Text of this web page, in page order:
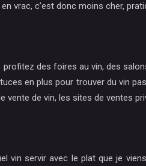
vrac, c’est donc moins cher,
des foires au vin, des
en plus pour trouver du vin
vente de vin, les sites de ventes
vin servir avec le plat que je